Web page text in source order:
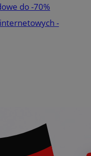
do -70%
-